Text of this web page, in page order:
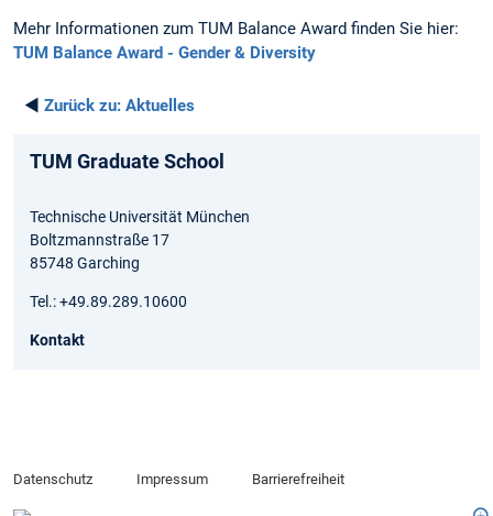
Mehr Informationen zum TUM Balance Award finden Sie hier:
TUM Balance Award - Gender & Diversity
◄ Zurück zu: Aktuelles
TUM Graduate School
Technische Universität München
Boltzmannstraße 17
85748 Garching
Tel.: +49.89.289.10600
Kontakt
Datenschutz Impressum Barrierefreiheit